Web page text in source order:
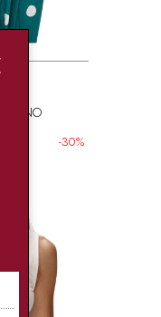
LINO
-30%